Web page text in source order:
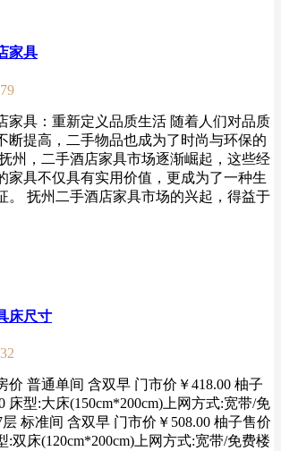
家具
家具：重新定义品质生活 随着人们对品质
断提高，二手物品也成为了时尚与环保的
州，二手酒店家具市场逐渐崛起，这些经
家具不仅具有实用价值，更成为了一种生
。 抚州二手酒店家具市场的兴起，得益于
床尺寸
价 普通单间 含双早 门市价￥418.00 柚子
床型:大床(150cm*200cm)上网方式:宽带/免
标准间 含双早 门市价￥508.00 柚子售价
:双床(120cm*200cm)上网方式:宽带/免费楼